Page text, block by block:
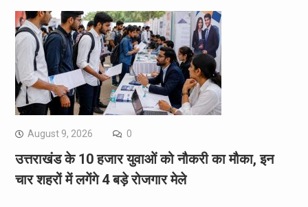
August 9, 2026 0
उत्तराखंड के 10 हजार युवाओं को नौकरी का मौका, इन
चार शहरों में लगेंगे 4 बड़े रोजगार मेले